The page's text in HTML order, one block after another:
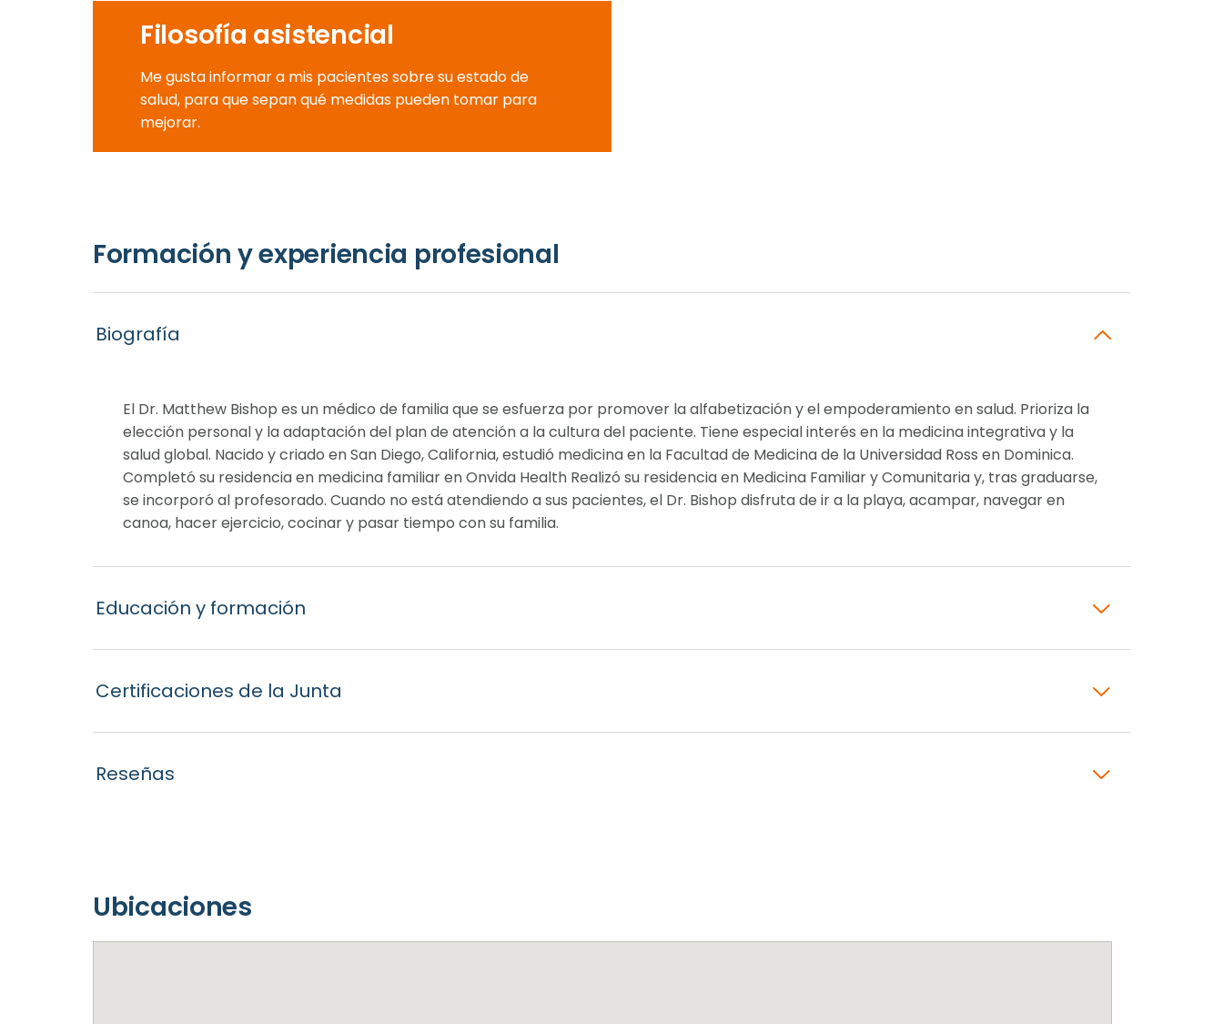
Filosofía asistencial
Me gusta informar a mis pacientes sobre su estado de
salud, para que sepan qué medidas pueden tomar para
mejorar.
Formación y experiencia profesional
Biografía
El Dr. Matthew Bishop es un médico de familia que se esfuerza por promover la alfabetización y el empoderamiento en salud. Prioriza la
elección personal y la adaptación del plan de atención a la cultura del paciente. Tiene especial interés en la medicina integrativa y la
salud global. Nacido y criado en San Diego, California, estudió medicina en la Facultad de Medicina de la Universidad Ross en Dominica.
Completó su residencia en medicina familiar en Onvida Health Realizó su residencia en Medicina Familiar y Comunitaria y, tras graduarse,
se incorporó al profesorado. Cuando no está atendiendo a sus pacientes, el Dr. Bishop disfruta de ir a la playa, acampar, navegar en
canoa, hacer ejercicio, cocinar y pasar tiempo con su familia.
Educación y formación
Certificaciones de la Junta
Reseñas
Ubicaciones